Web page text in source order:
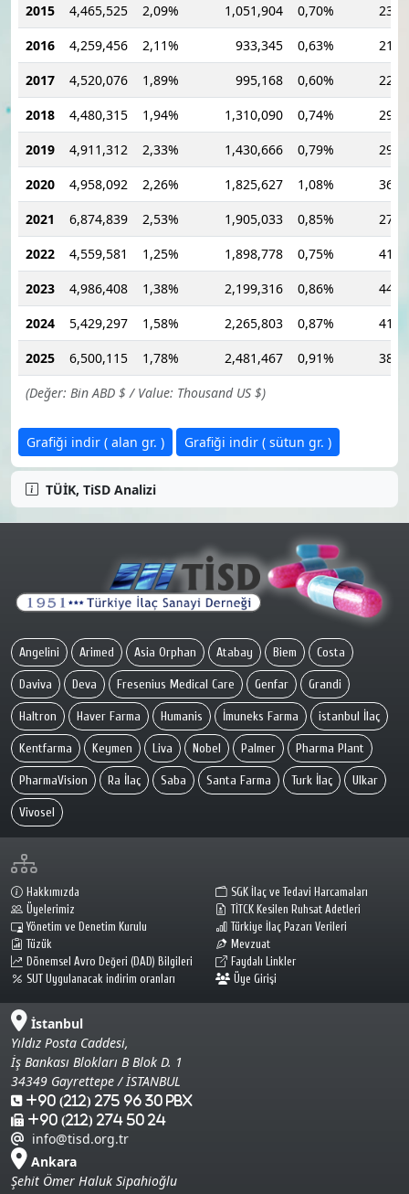
(Değer: Bin ABD $ / Value: Thousand US $)
2015
4,465,525 2,09% 1,051,904 0,70%
2016
4,259,456 2,11% 933,345 0,63%
2017
4,520,076 1,89% 995,168 0,60%
2018
4,480,315 1,94% 1,310,090 0,74%
2019
4,911,312 2,33% 1,430,666 0,79%
2020
4,958,092 2,26% 1,825,627 1,08%
2021
6,874,839 2,53% 1,905,033 0,85%
2022
4,559,581 1,25% 1,898,778 0,75%
2023
4,986,408 1,38% 2,199,316 0,86%
2024
5,429,297 1,58% 2,265,803 0,87%
2025
6,500,115 1,78% 2,481,467 0,91%
Grafiği indir ( alan gr. ) Grafiği indir ( sütun gr. )
TÜİK, TiSD Analizi
Angelini Arimed Asia Orphan Atabay Biem Costa
Daviva Deva Fresenius Medical Care Genfar Grandi
Haltron Haver Farma Humanis İmuneks Farma istanbul İlaç
Kentfarma Keymen Liva Nobel Palmer Pharma Plant
PharmaVision Ra İlaç Saba Santa Farma Turk İlaç Ulkar
Vivosel
Hakkımızda
Üyelerimiz
Yönetim ve Denetim Kurulu
Tüzük
Dönemsel Avro Değeri (DAD) Bilgileri
SUT Uygulanacak indirim oranları
SGK İlaç ve Tedavi Harcamaları
TİTCK Kesilen Ruhsat Adetleri
Türkiye İlaç Pazarı Verileri
Mevzuat
Faydalı Linkler
Üye Girişi
İstanbul
Yıldız Posta Caddesi,
İş Bankası Blokları B Blok D. 1
34349 Gayrettepe / İSTANBUL
+90 (212) 275 96 30 Pbx
+90 (212) 274 50 24
info@tisd.org.tr
Ankara
Şehit Ömer Haluk Sipahioğlu